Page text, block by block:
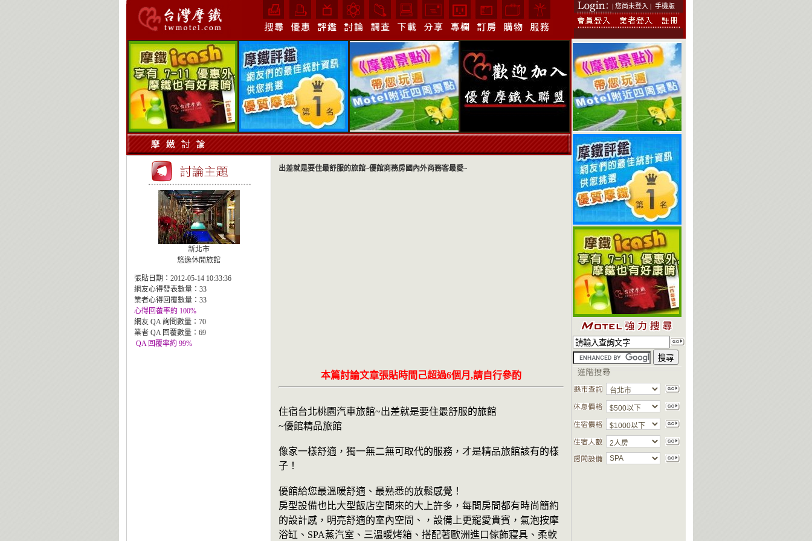
| 您尚未登入 | 手機版
新北市
悠逸休閒旅館
張貼日期：2012-05-14 10:33:36
網友心得發表數量：33
業者心得回覆數量：33
心得回覆率約 100%
網友 QA 詢問數量：70
業者 QA 回覆數量：69
QA 回覆率約 99%
出差就是要住最舒服的旅館~優館商務房國內外商務客最愛~
本篇討論文章張貼時間己超過6個月,請自行參酌
住宿台北桃園汽車旅館~出差就是要住最舒服的旅館
~優館精品旅館
像家一樣舒適，獨一無二無可取代的服務，才是精品旅館該有的樣
子！
優館給您最溫暖舒適、最熟悉的放鬆感覺！
房型設備也比大型飯店空間來的大上許多，每間房間都有時尚簡約
的設計感，明亮舒適的室內空間、，設備上更寵愛貴賓，氣泡按摩
浴缸、SPA蒸汽室、三溫暖烤箱、搭配著歐洲進口傢飾寢具、柔軟